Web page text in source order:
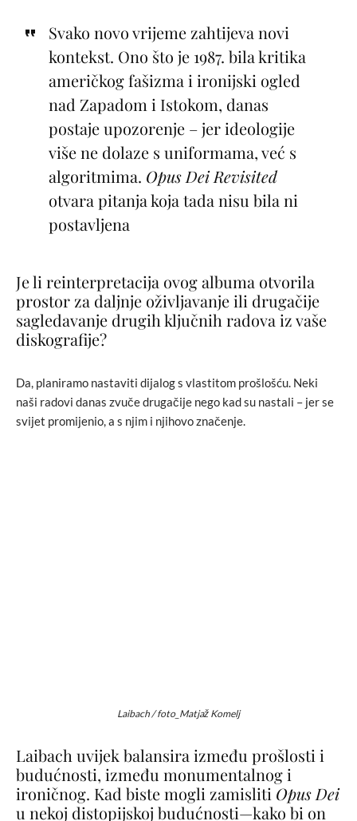
Svako novo vrijeme zahtijeva novi
kontekst. Ono što je 1987. bila kritika
američkog fašizma i ironijski ogled
nad Zapadom i Istokom, danas
postaje upozorenje – jer ideologije
više ne dolaze s uniformama, već s
algoritmima. Opus Dei Revisited
otvara pitanja koja tada nisu bila ni
postavljena
Je li reinterpretacija ovog albuma otvorila
prostor za daljnje oživljavanje ili drugačije
sagledavanje drugih ključnih radova iz vaše
diskografije?
Da, planiramo nastaviti dijalog s vlastitom prošlošću. Neki
naši radovi danas zvuče drugačije nego kad su nastali – jer se
svijet promijenio, a s njim i njihovo značenje.
Laibach / foto_Matjaž Komelj
Laibach uvijek balansira između prošlosti i
budućnosti, između monumentalnog i
ironičnog. Kad biste mogli zamisliti Opus Dei
u nekoj distopijskoj budućnosti—kako bi on